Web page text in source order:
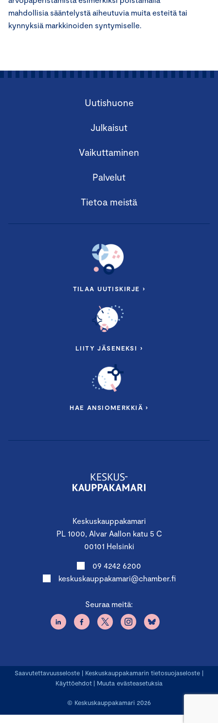
mahdollisia sääntelystä aiheutuvia muita esteitä tai
kynnyksiä markkinoiden syntymiselle.
Keskuskauppakamari
PL 1000, Alvar Aallon katu 5 C
00101 Helsinki
09 4242 6200
keskuskauppakamari@chamber.fi
Seuraa meitä:
Uutishuone
Julkaisut
Vaikuttaminen
Palvelut
Tietoa meistä
TILAA UUTISKIRJE ›
LIITY JÄSENEKSI ›
HAE ANSIOMERKKIÄ ›
© Keskuskauppakamari 2026
Saavutettavuusseloste | Keskuskauppakamarin tietosuojaseloste |
Käyttöehdot | Muuta evästeasetuksia